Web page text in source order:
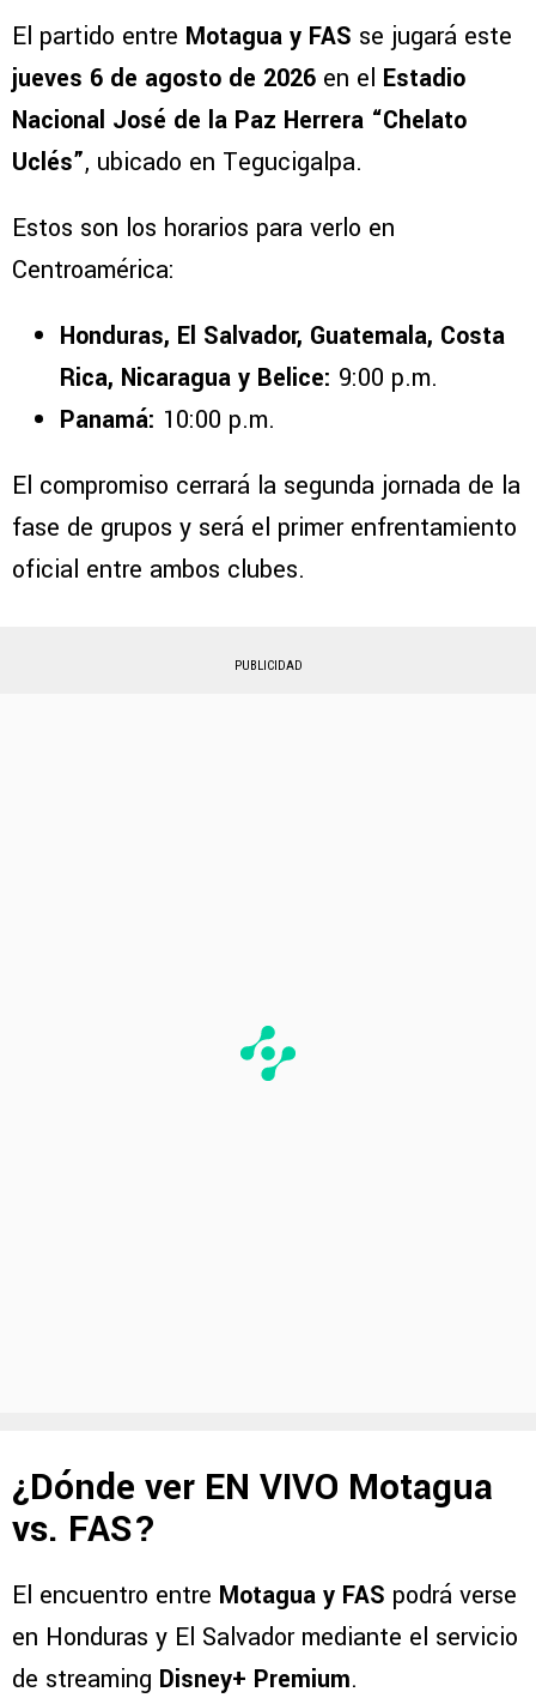
El partido entre Motagua y FAS se jugará este
jueves 6 de agosto de 2026 en el Estadio
Nacional José de la Paz Herrera “Chelato
Uclés”, ubicado en Tegucigalpa.
Estos son los horarios para verlo en
Centroamérica:
Honduras, El Salvador, Guatemala, Costa
Rica, Nicaragua y Belice: 9:00 p.m.
Panamá: 10:00 p.m.
El compromiso cerrará la segunda jornada de la
fase de grupos y será el primer enfrentamiento
oficial entre ambos clubes.
PUBLICIDAD
¿Dónde ver EN VIVO Motagua
vs. FAS?
El encuentro entre Motagua y FAS podrá verse
en Honduras y El Salvador mediante el servicio
de streaming Disney+ Premium.